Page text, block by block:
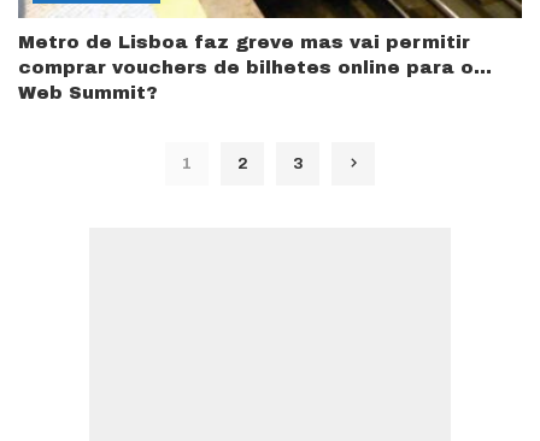
Metro de Lisboa faz greve mas vai permitir
comprar vouchers de bilhetes online para o…
Web Summit?
1 2 3